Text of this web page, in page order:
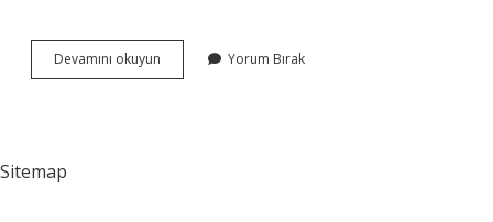
Devamını okuyun
Çalışanlarına
Yorum Bırak
Sitemap